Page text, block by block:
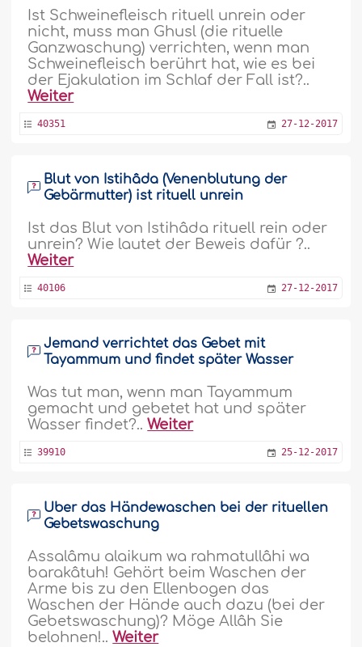
Ist Schweinefleisch rituell unrein oder
nicht, muss man Ghusl (die rituelle
Ganzwaschung) verrichten, wenn man
Schweinefleisch berührt hat, wie es bei
der Ejakulation im Schlaf der Fall ist?..
Weiter
40351 27-12-2017
Blut von Istihâda (Venenblutung der
Gebärmutter) ist rituell unrein
Ist das Blut von Istihâda rituell rein oder
unrein? Wie lautet der Beweis dafür ?..
Weiter
40106 27-12-2017
Jemand verrichtet das Gebet mit
Tayammum und findet später Wasser
Was tut man, wenn man Tayammum
gemacht und gebetet hat und später
Wasser findet?..Weiter
39910 25-12-2017
Über das Händewaschen bei der rituellen
Gebetswaschung
Assalâmu alaikum wa rahmatullâhi wa
barakâtuh! Gehört beim Waschen der
Arme bis zu den Ellenbogen das
Waschen der Hände auch dazu (bei der
Gebetswaschung)? Möge Allâh Sie
belohnen!..Weiter